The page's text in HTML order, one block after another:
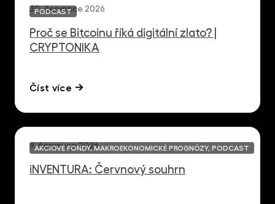
30. července 2026
Proč se Bitcoinu říká digitální zlato? |
CRYPTONIKA
Číst více
PODCAST
9. července 2026
iNVENTURA: Červnový souhrn
AKCIOVÉ FONDY, MAKROEKONOMICKÉ PROGNÓZY, PODCAST